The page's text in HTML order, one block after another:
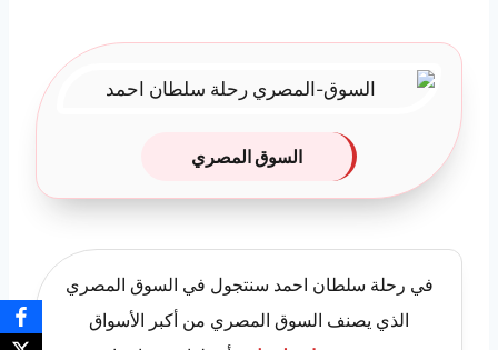
السوق المصري
في رحلة سلطان احمد سنتجول في السوق المصري
الذي يصنف السوق المصري من أكبر الأسواق